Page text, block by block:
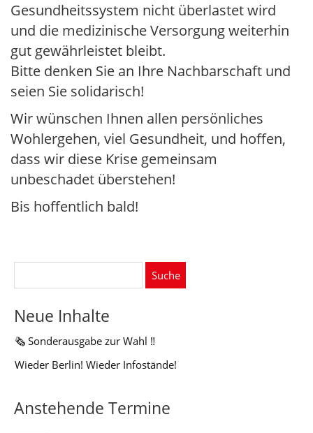
Gesundheitssystem nicht überlastet wird
und die medizinische Versorgung weiterhin
gut gewährleistet bleibt.
Bitte denken Sie an Ihre Nachbarschaft und
seien Sie solidarisch!
Wir wünschen Ihnen allen persönliches
Wohlergehen, viel Gesundheit, und hoffen,
dass wir diese Krise gemeinsam
unbeschadet überstehen!
Bis hoffentlich bald!
Neue Inhalte
🗞️ Sonderausgabe zur Wahl ‼️
Wieder Berlin! Wieder Infostände!
Anstehende Termine